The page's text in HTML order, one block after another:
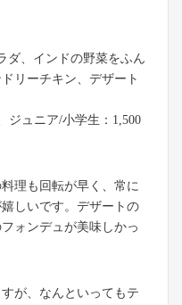
ダ、インドの野菜をふん
リーチキン、デザート
ジュニア/小学生：1,500
理も回転が早く、常に
しいです。デザートの
ォンデュが美味しかっ
が、なんといってもテ